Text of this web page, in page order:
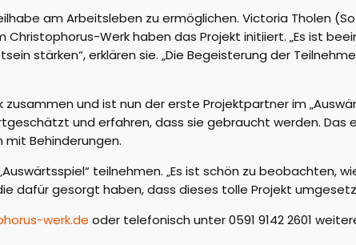
am Arbeitsleben zu ermöglichen. Victoria Tholen
Werk haben das Projekt initiiert. „Es ist
stärken“, erklären sie. „Die Begeisterung der
und ist nun der erste Projektpartner im
und erfahren, dass sie gebraucht werden. Das
mit Behinderungen.
teilnehmen. „Es ist schön zu beobachten,
dafür gesorgt haben, dass dieses tolle Projekt
werk.de oder telefonisch unter0591 9142 2601